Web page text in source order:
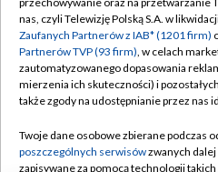
nas, czyli Telewizję Polską S.A. w
Zaufanych Partnerów z IAB* (1201 firm)
Partnerów TVP (93 firm), w celach
zautomatyzowanego dopasowania
mierzenia ich skuteczności) i
także zgody na udostępnianie przez nas
Twoje dane osobowe zbierane podczas
poszczególnych serwisówzwanych
zapisywane za pomocą technologii